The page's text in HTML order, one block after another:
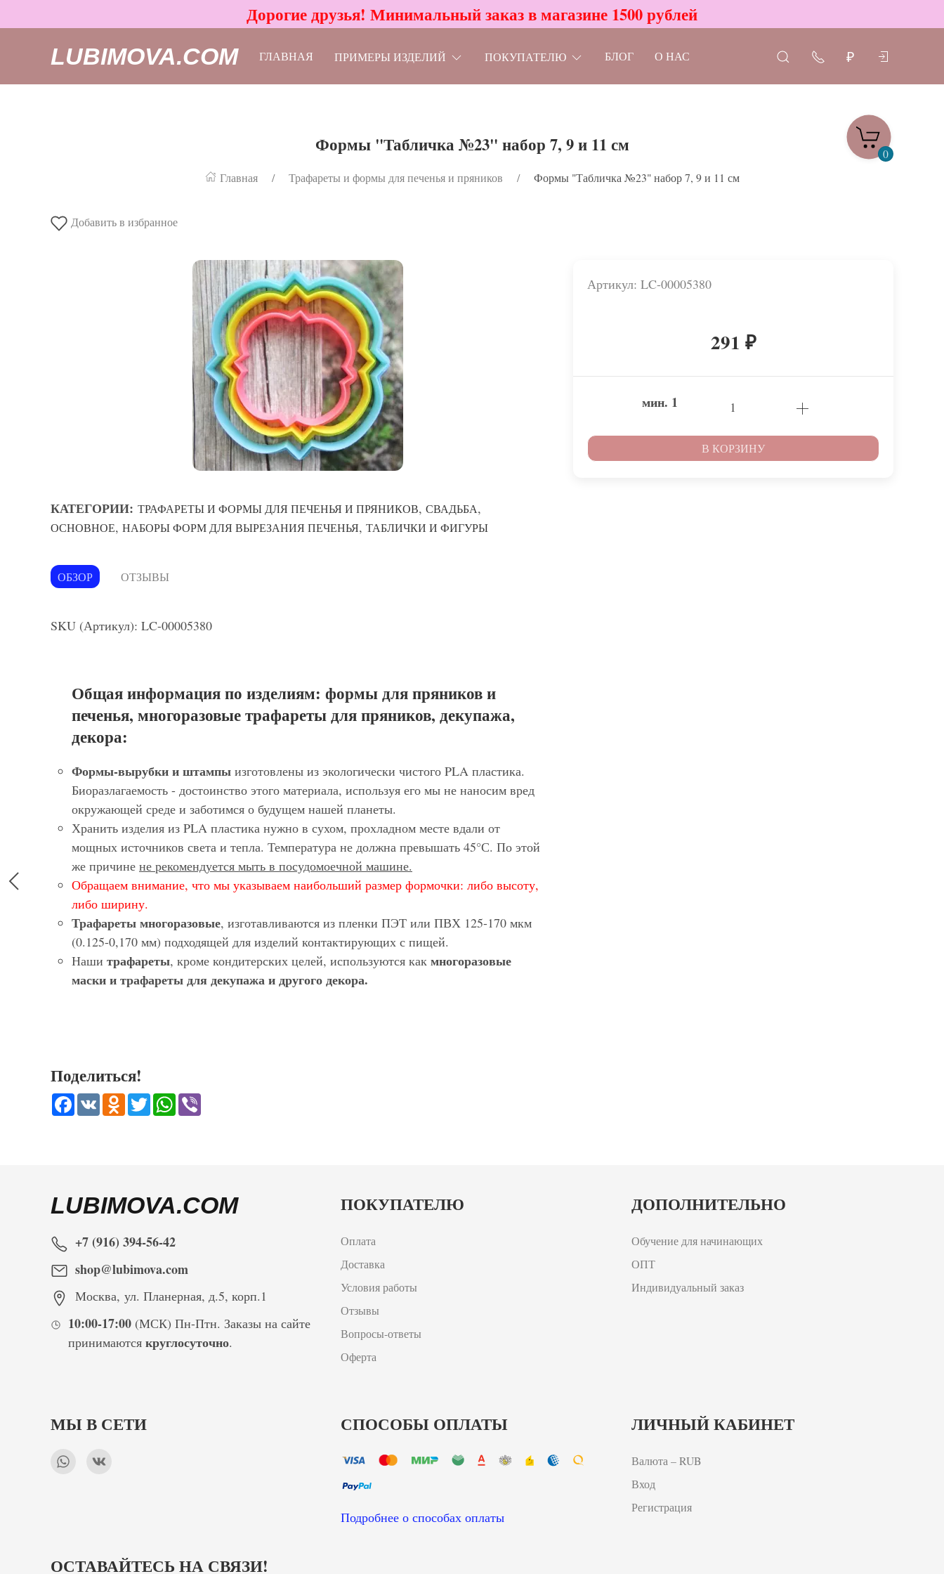
Дорогие друзья! Минимальный заказ в магазине 1500 рублей
LUBIMOVA.COM ГЛАВНАЯ ПРИМЕРЫ ИЗДЕЛИЙ ПОКУПАТЕЛЮ БЛОГ О НАС ₽
0
Формы "Табличка №23" набор 7, 9 и 11 см
Главная Трафареты и формы для печенья и пряников Формы "Табличка №23" набор 7, 9 и 11 см
Добавить в избранное
КАТЕГОРИИ: ТРАФАРЕТЫ И ФОРМЫ ДЛЯ ПЕЧЕНЬЯ И ПРЯНИКОВ, СВАДЬБА,
ОСНОВНОЕ, НАБОРЫ ФОРМ ДЛЯ ВЫРЕЗАНИЯ ПЕЧЕНЬЯ, ТАБЛИЧКИ И ФИГУРЫ
ОБЗОР ОТЗЫВЫ
SKU (Артикул): LC-00005380
Общая информация по изделиям: формы для пряников и
печенья, многоразовые трафареты для пряников, декупажа,
декора:
Формы-вырубки и штампы изготовлены из экологически чистого PLA пластика.
Биоразлагаемость - достоинство этого материала, используя его мы не наносим вред
окружающей среде и заботимся о будущем нашей планеты.
Хранить изделия из PLA пластика нужно в сухом, прохладном месте вдали от
мощных источников света и тепла. Температура не должна превышать 45°С. По этой
же причине не рекомендуется мыть в посудомоечной машине.
Обращаем внимание, что мы указываем наибольший размер формочки: либо высоту,
либо ширину.
Трафареты многоразовые, изготавливаются из пленки ПЭТ или ПВХ 125-170 мкм
(0.125-0,170 мм) подходящей для изделий контактирующих с пищей.
Наши трафареты, кроме кондитерских целей, используются как многоразовые
маски и трафареты для декупажа и другого декора.
Артикул: LC-00005380
291 ₽
мин. 1
В КОРЗИНУ
Поделиться!
Facebook
VK Odnoklassniki
TwitterWhatsApp
LUBIMOVA.COM
+7 (916) 394-56-42
shop@lubimova.com
Москва, ул. Планерная, д.5, корп.1
10:00-17:00(МСК) Пн-Птн. Заказы на сайте
принимаются круглосуточно.
ПОКУПАТЕЛЮ
Оплата
Доставка
Условия работы
Отзывы
Вопросы-ответы
Оферта
ДОПОЛНИТЕЛЬНО
Обучение для начинающих
ОПТ
Индивидуальный заказ
МЫ В СЕТИ СПОСОБЫ ОПЛАТЫ
Подробнее о способах оплаты
ЛИЧНЫЙ КАБИНЕТ
Валюта – RUB
Вход
Регистрация
ОСТАВАЙТЕСЬ НА СВЯЗИ!